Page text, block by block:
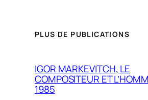
PLUS DE PUBLICATIONS
IGOR MARKEVITCH, LE
COMPOSITEUR ET
1985